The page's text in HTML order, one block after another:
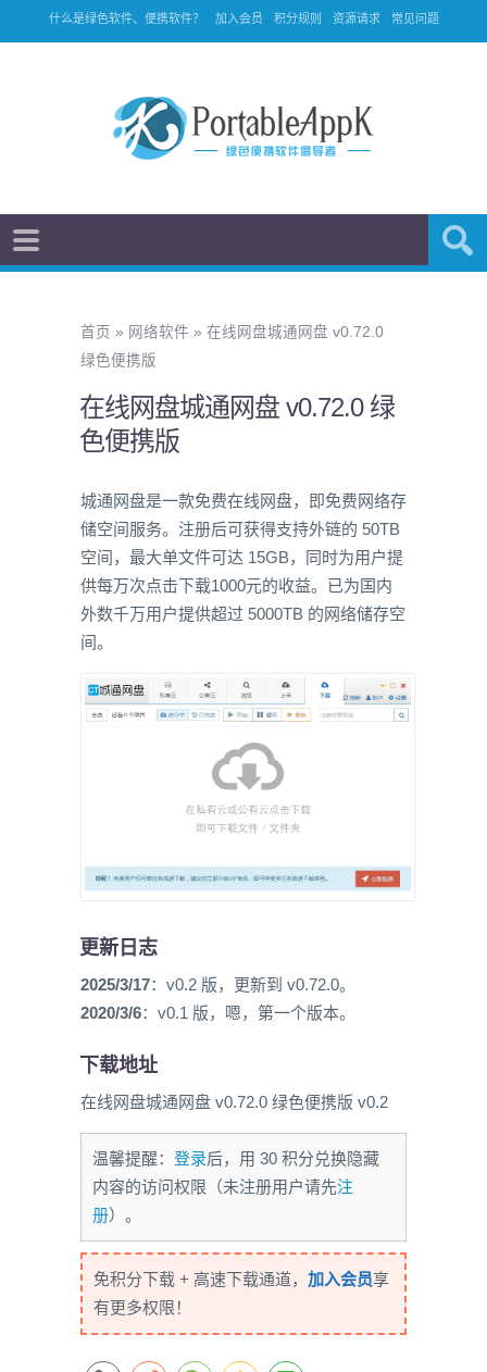
什么是绿色软件、便携软件？ 加入会员 积分规则 资源请求 常见问题
首页 » 网络软件 » 在线网盘城通网盘 v0.72.0
绿色便携版
在线网盘城通网盘 v0.72.0 绿
色便携版
城通网盘是一款免费在线网盘，即免费网络存
储空间服务。注册后可获得支持外链的 50TB
空间，最大单文件可达 15GB，同时为用户提
供每万次点击下载1000元的收益。已为国内
外数千万用户提供超过 5000TB 的网络储存空
间。
更新日志
2025/3/17：v0.2 版，更新到 v0.72.0。
2020/3/6：v0.1 版，嗯，第一个版本。
下载地址
在线网盘城通网盘 v0.72.0 绿色便携版 v0.2
温馨提醒： 登录后，用 30 积分兑换隐藏
内容的访问权限（未注册用户请先注
册）。
免积分下载 + 高速下载通道， 加入会员享
有更多权限！